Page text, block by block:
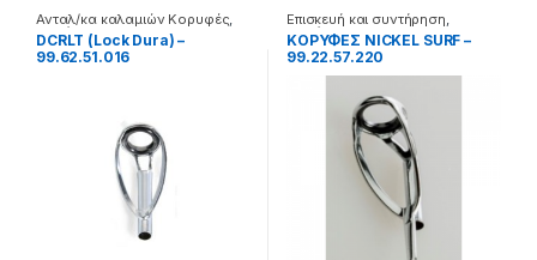
Ανταλ/κα καλαμιών Κορυφές
Καλάμια
DCRLT (Lock Dura) –
99.62.51.016
Επισκευή και συντήρηση
Καλάμια
ΚΟΡΥΦΕΣ NICKEL SURF –
99.22.57.220